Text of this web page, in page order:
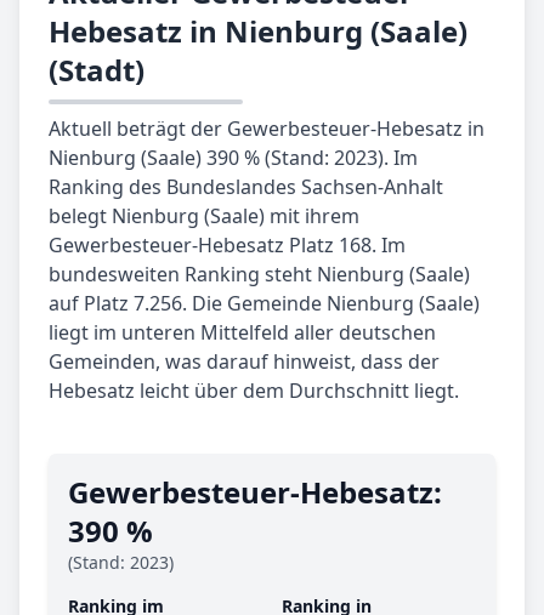
Hebesatz in Nienburg (Saale)
(Stadt)
Aktuell beträgt der Gewerbesteuer-Hebesatz in
Nienburg (Saale) 390 % (Stand: 2023). Im
Ranking des Bundeslandes Sachsen-Anhalt
belegt Nienburg (Saale) mit ihrem
Gewerbesteuer-Hebesatz Platz 168. Im
bundesweiten Ranking steht Nienburg (Saale)
auf Platz 7.256. Die Gemeinde Nienburg (Saale)
liegt im unteren Mittelfeld aller deutschen
Gemeinden, was darauf hinweist, dass der
Hebesatz leicht über dem Durchschnitt liegt.
Gewerbe­steuer-Hebe­satz:
390 %
(Stand: 2023)
Ranking im
Ranking in